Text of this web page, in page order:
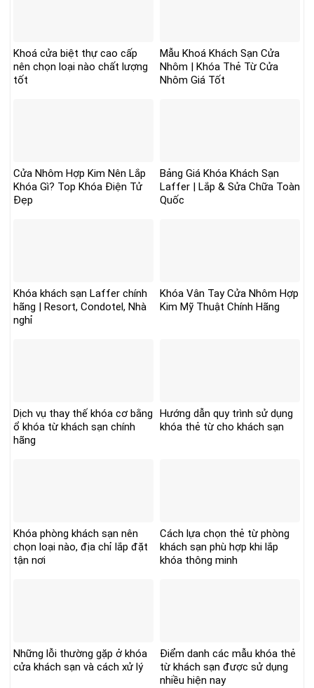
Khoá cửa biệt thự cao cấp
nên chọn loại nào chất lượng
tốt
Mẫu Khoá Khách Sạn Cửa
Nhôm | Khóa Thẻ Từ Cửa
Nhôm Giá Tốt
Cửa Nhôm Hợp Kim Nên Lắp
Khóa Gì? Top Khóa Điện Tử
Đẹp
Bảng Giá Khóa Khách Sạn
Laffer | Lắp & Sửa Chữa Toàn
Quốc
Khóa khách sạn Laffer chính
hãng | Resort, Condotel, Nhà
nghỉ
Khóa Vân Tay Cửa Nhôm Hợp
Kim Mỹ Thuật Chính Hãng
Dịch vụ thay thế khóa cơ bằng
ổ khóa từ khách sạn chính
hãng
Hướng dẫn quy trình sử dụng
khóa thẻ từ cho khách sạn
Khóa phòng khách sạn nên
chọn loại nào, địa chỉ lắp đặt
tận nơi
Cách lựa chọn thẻ từ phòng
khách sạn phù hợp khi lắp
khóa thông minh
Những lỗi thường gặp ở khóa
cửa khách sạn và cách xử lý
Điểm danh các mẫu khóa thẻ
từ khách sạn được sử dụng
nhiều hiện nay